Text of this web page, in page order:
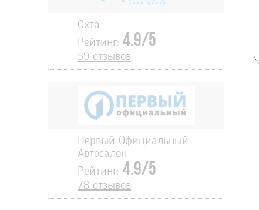
Охта
Рейтинг: 4.9/5
59 отзывов
Первый Официальный
Автосалон
Рейтинг: 4.9/5
78 отзывов